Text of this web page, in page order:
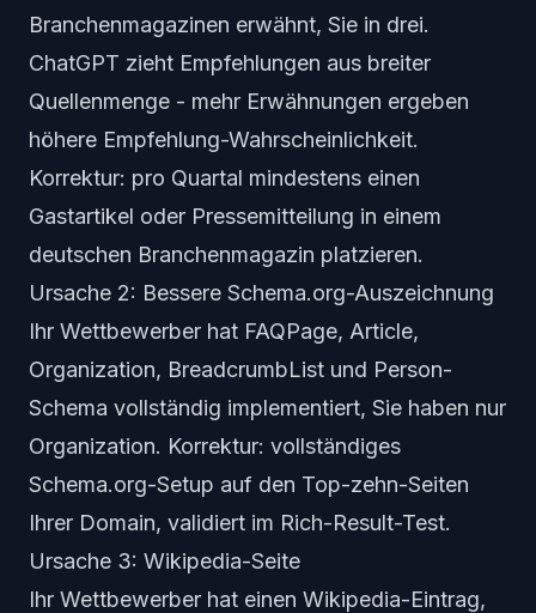
Branchenmagazinen erwähnt, Sie in drei.
ChatGPT zieht Empfehlungen aus breiter
Quellenmenge - mehr Erwähnungen ergeben
höhere Empfehlung-Wahrscheinlichkeit.
Korrektur: pro Quartal mindestens einen
Gastartikel oder Pressemitteilung in einem
deutschen Branchenmagazin platzieren.
Ursache 2: Bessere Schema.org-Auszeichnung
Ihr Wettbewerber hat FAQPage, Article,
Organization, BreadcrumbList und Person-
Schema vollständig implementiert, Sie haben nur
Organization. Korrektur: vollständiges
Schema.org-Setup auf den Top-zehn-Seiten
Ihrer Domain, validiert im Rich-Result-Test.
Ursache 3: Wikipedia-Seite
Ihr Wettbewerber hat einen Wikipedia-Eintrag,